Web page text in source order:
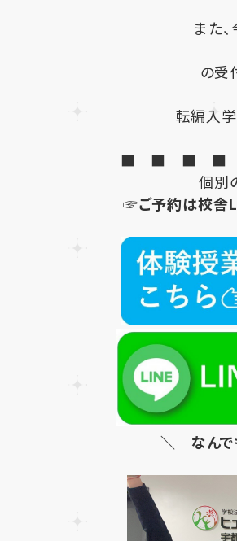
また
の受
転編入学
■ ■ ■
個別
☞ご予約は校舎
＼ なんで